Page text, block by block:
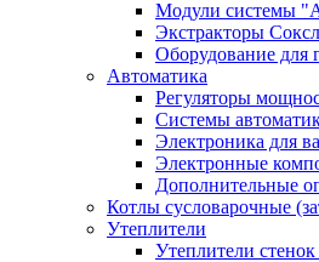
Модули системы
Экстракторы
Оборудование для
Автоматика
Регуляторы
Системы
Электроника для
Электронные
Дополнительные
Котлы сусловарочные
Утеплители
Утеплители